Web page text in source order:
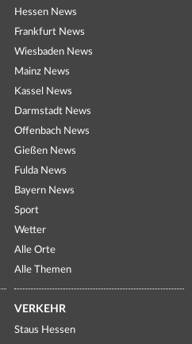
Hessen News
Frankfurt News
Wiesbaden News
Mainz News
Kassel News
Darmstadt News
Offenbach News
Gießen News
Fulda News
Bayern News
Sport
Wetter
Alle Orte
Alle Themen
VERKEHR
Staus Hessen